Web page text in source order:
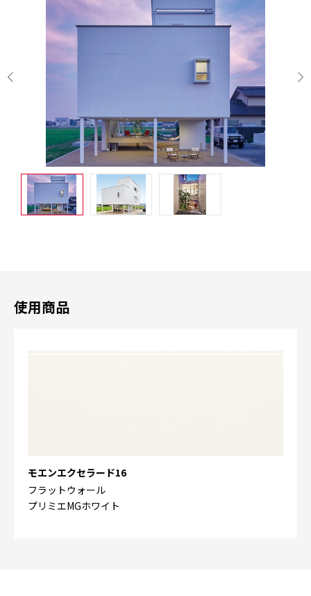
使用商品
モエンエクセラード16
フラットウォール
プリミエMGホワイト